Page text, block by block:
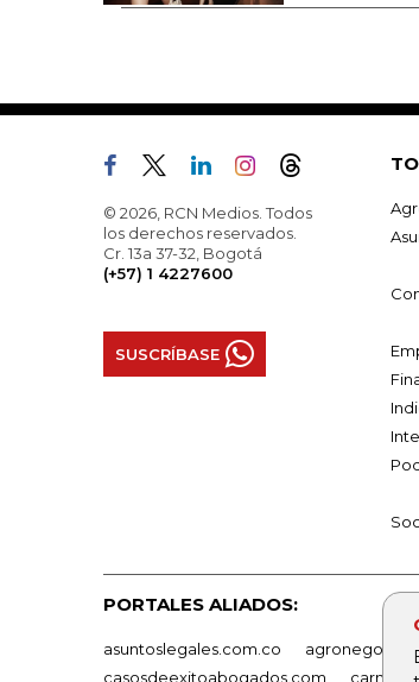
© 2026, RCN Medios. Todos
los derechos reservados.
Cr. 13a 37-32, Bogotá
(+57) 1 4227600
SUSCRÍBASE
PORTALES ALIADOS:
asuntoslegales.com.co
casosdeexitoabogados.com